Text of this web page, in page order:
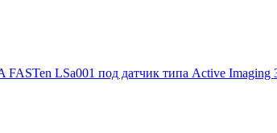
LSa001 под датчик типа Active Imaging